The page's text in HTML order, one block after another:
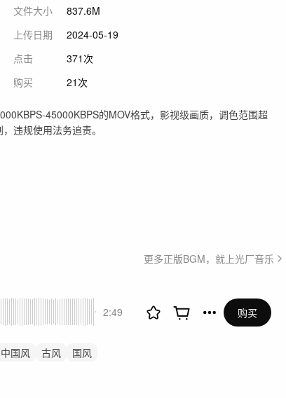
文件大小
837.6M
上传日期
2024-05-19
点击
371次
购买
21次
45000KBPS的MOV格式，影视级画质，调色范围超
违规使用法务追责。
更多正版BGM，就上光厂音乐
2:49
中国风 古风
国风
购买